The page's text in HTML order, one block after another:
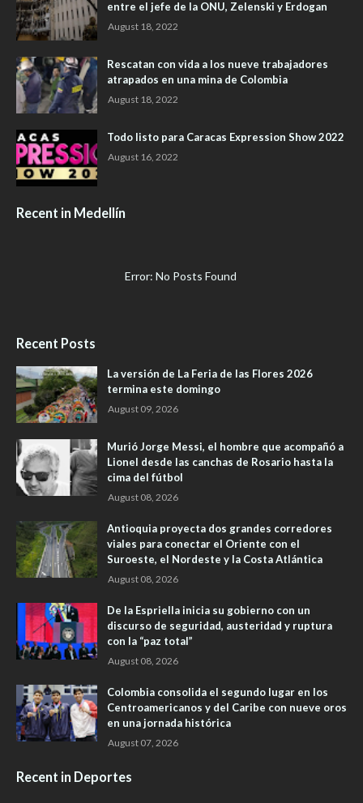
entre el jefe de la ONU, Zelenski y Erdogan
August 18, 2022
Rescatan con vida a los nueve trabajadores
atrapados en una mina de Colombia
August 18, 2022
Todo listo para Caracas Expression Show 2022
August 16, 2022
Recent in Medellín
Error: No Posts Found
Recent Posts
La versión de La Feria de las Flores 2026
termina este domingo
August 09, 2026
Murió Jorge Messi, el hombre que acompañó a
Lionel desde las canchas de Rosario hasta la
cima del fútbol
August 08, 2026
Antioquia proyecta dos grandes corredores
viales para conectar el Oriente con el
Suroeste, el Nordeste y la Costa Atlántica
August 08, 2026
De la Espriella inicia su gobierno con un
discurso de seguridad, austeridad y ruptura
con la “paz total”
August 08, 2026
Colombia consolida el segundo lugar en los
Centroamericanos y del Caribe con nueve oros
en una jornada histórica
August 07, 2026
Recent in Deportes